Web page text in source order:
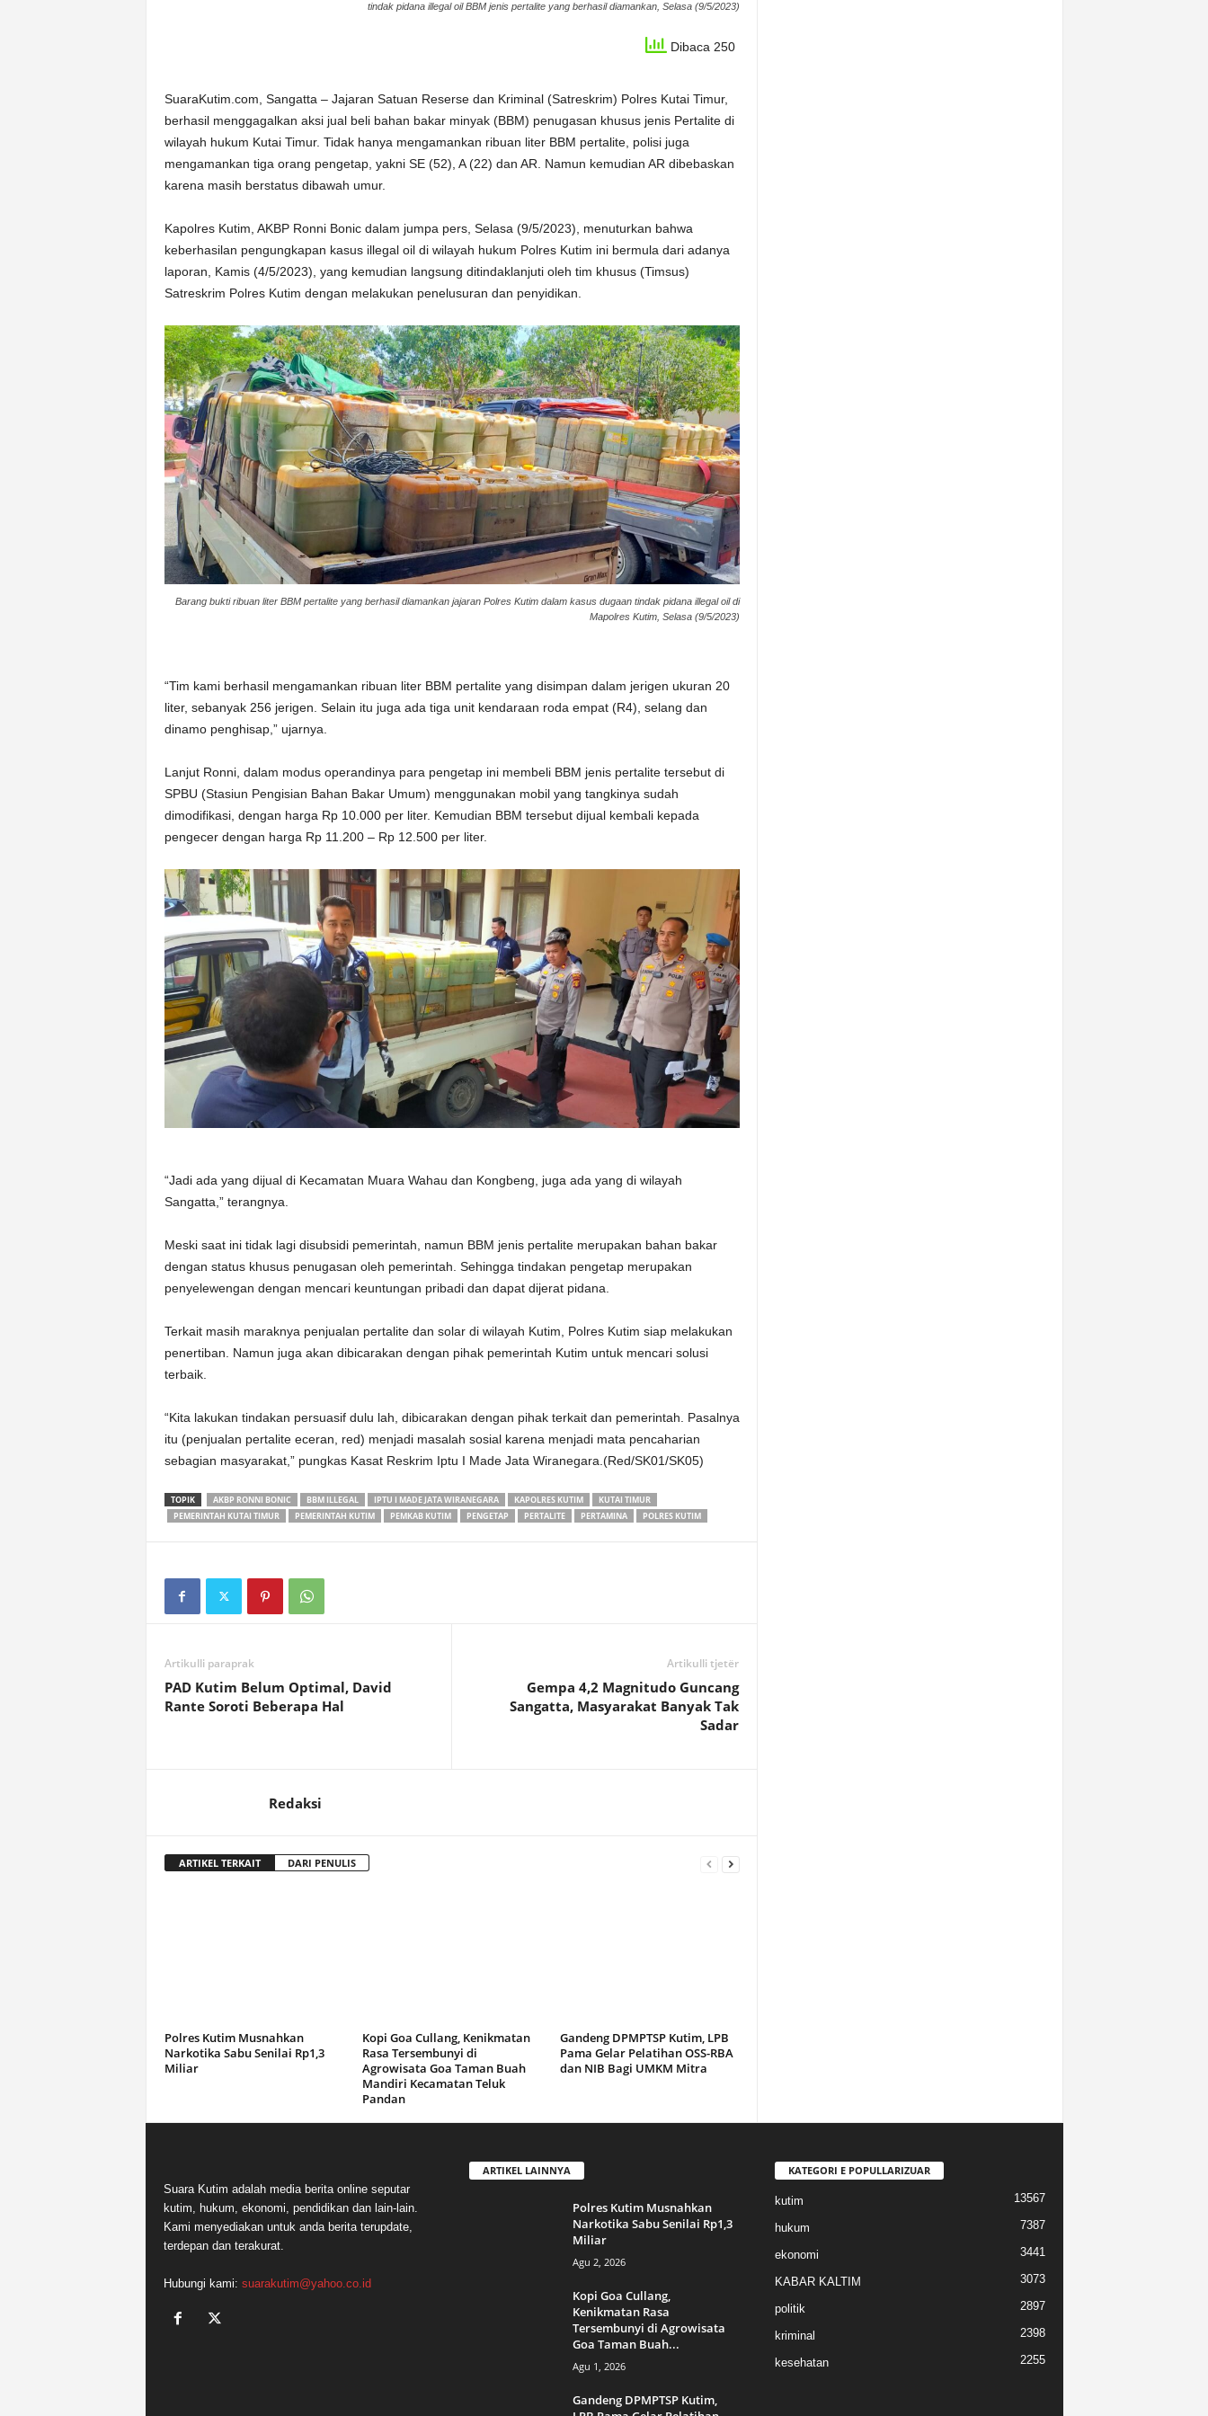
tindak pidana illegal oil BBM jenis pertalite yang berhasil diamankan, Selasa (9/5/2023)
Dibaca 250
SuaraKutim.com, Sangatta – Jajaran Satuan Reserse dan Kriminal (Satreskrim) Polres Kutai Timur,
berhasil menggagalkan aksi jual beli bahan bakar minyak (BBM) penugasan khusus jenis Pertalite di
wilayah hukum Kutai Timur. Tidak hanya mengamankan ribuan liter BBM pertalite, polisi juga
mengamankan tiga orang pengetap, yakni SE (52), A (22) dan AR. Namun kemudian AR dibebaskan
karena masih berstatus dibawah umur.
Kapolres Kutim, AKBP Ronni Bonic dalam jumpa pers, Selasa (9/5/2023), menuturkan bahwa
keberhasilan pengungkapan kasus illegal oil di wilayah hukum Polres Kutim ini bermula dari adanya
laporan, Kamis (4/5/2023), yang kemudian langsung ditindaklanjuti oleh tim khusus (Timsus)
Satreskrim Polres Kutim dengan melakukan penelusuran dan penyidikan.
Barang bukti ribuan liter BBM pertalite yang berhasil diamankan jajaran Polres Kutim dalam kasus dugaan tindak pidana illegal oil di
Mapolres Kutim, Selasa (9/5/2023)
“Tim kami berhasil mengamankan ribuan liter BBM pertalite yang disimpan dalam jerigen ukuran 20
liter, sebanyak 256 jerigen. Selain itu juga ada tiga unit kendaraan roda empat (R4), selang dan
dinamo penghisap,” ujarnya.
Lanjut Ronni, dalam modus operandinya para pengetap ini membeli BBM jenis pertalite tersebut di
SPBU (Stasiun Pengisian Bahan Bakar Umum) menggunakan mobil yang tangkinya sudah
dimodifikasi, dengan harga Rp 10.000 per liter. Kemudian BBM tersebut dijual kembali kepada
pengecer dengan harga Rp 11.200 – Rp 12.500 per liter.
“Jadi ada yang dijual di Kecamatan Muara Wahau dan Kongbeng, juga ada yang di wilayah
Sangatta,” terangnya.
Meski saat ini tidak lagi disubsidi pemerintah, namun BBM jenis pertalite merupakan bahan bakar
dengan status khusus penugasan oleh pemerintah. Sehingga tindakan pengetap merupakan
penyelewengan dengan mencari keuntungan pribadi dan dapat dijerat pidana.
Terkait masih maraknya penjualan pertalite dan solar di wilayah Kutim, Polres Kutim siap melakukan
penertiban. Namun juga akan dibicarakan dengan pihak pemerintah Kutim untuk mencari solusi
terbaik.
“Kita lakukan tindakan persuasif dulu lah, dibicarakan dengan pihak terkait dan pemerintah. Pasalnya
itu (penjualan pertalite eceran, red) menjadi masalah sosial karena menjadi mata pencaharian
sebagian masyarakat,” pungkas Kasat Reskrim Iptu I Made Jata Wiranegara.(Red/SK01/SK05)
TOPIK AKBP RONNI BONIC BBM ILLEGAL IPTU I MADE JATA WIRANEGARA KAPOLRES KUTIM
KUTAI TIMUR
PEMERINTAH KUTAI TIMUR
PEMERINTAH KUTIM PEMKAB KUTIM PENGETAP PERTALITE PERTAMINA POLRES KUTIM
Artikulli paraprak
PAD Kutim Belum Optimal, David
Rante Soroti Beberapa Hal
Artikulli tjetër
Gempa 4,2 Magnitudo Guncang
Sangatta, Masyarakat Banyak Tak
Sadar
Redaksi
ARTIKEL TERKAIT DARI PENULIS
Polres Kutim Musnahkan
Narkotika Sabu Senilai Rp1,3
Miliar
Kopi Goa Cullang, Kenikmatan
Rasa Tersembunyi di
Agrowisata Goa Taman Buah
Mandiri Kecamatan Teluk
Pandan
Gandeng DPMPTSP Kutim, LPB
Pama Gelar Pelatihan OSS-RBA
dan NIB Bagi UMKM Mitra
Suara Kutim adalah media berita online seputar
kutim, hukum, ekonomi, pendidikan dan lain-lain.
Kami menyediakan untuk anda berita terupdate,
terdepan dan terakurat.
Hubungi kami: suarakutim@yahoo.co.id
ARTIKEL LAINNYA
Polres Kutim Musnahkan
Narkotika Sabu Senilai Rp1,3
Miliar
Agu 2, 2026
Kopi Goa Cullang,
Kenikmatan Rasa
Tersembunyi di Agrowisata
Goa Taman Buah...
Agu 1, 2026
Gandeng DPMPTSP Kutim,
KATEGORI E POPULLARIZUAR
kutim 13567
hukum 7387
ekonomi 3441
KABAR KALTIM 3073
politik 2897
kriminal 2398
kesehatan 2255